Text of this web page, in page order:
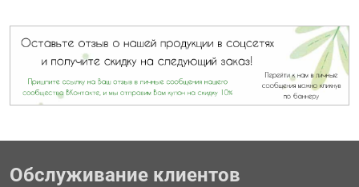
Обслуживание клиентов